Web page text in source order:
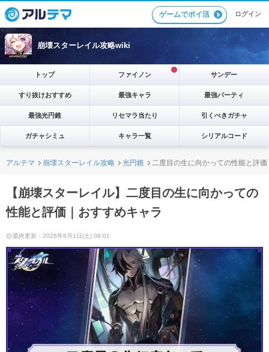
ゲームでポイ活 ログイン
崩壊スターレイル攻略wiki
トップ ファイノン サンデー
すり抜けおすすめ 最強キャラ 最強パーティ
最強光円錐 リセマラ当たり 引くべきガチャ
ガチャシミュ キャラ一覧 シリアルコード
アルテマ 崩壊スターレイル攻略 光円錐 二度目の生に向かっての性能と評
【崩壊スターレイル】二度目の生に向かっての
性能と評価｜おすすめキャラ
最終更新：2026年8月1日(土) 08:01